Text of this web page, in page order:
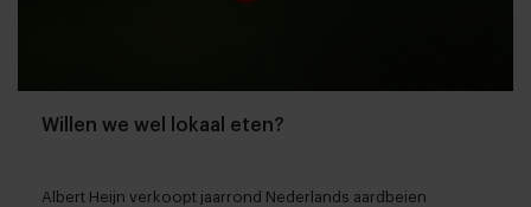
Willen we wel lokaal eten?
Albert Heijn verkoopt jaarrond Nederlands aardbeien